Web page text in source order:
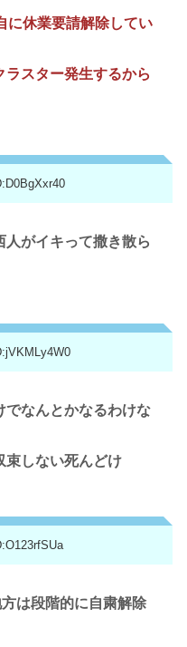
に休業要請解除してい
ラスター発生するから
がイキって撒き散ら
でなんとかなるわけな
束しない死んどけ
は段階的に自粛解除